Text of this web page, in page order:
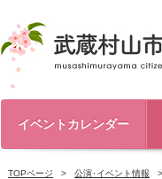
イベントカレンダー
TOPページ 公演･イベント情報